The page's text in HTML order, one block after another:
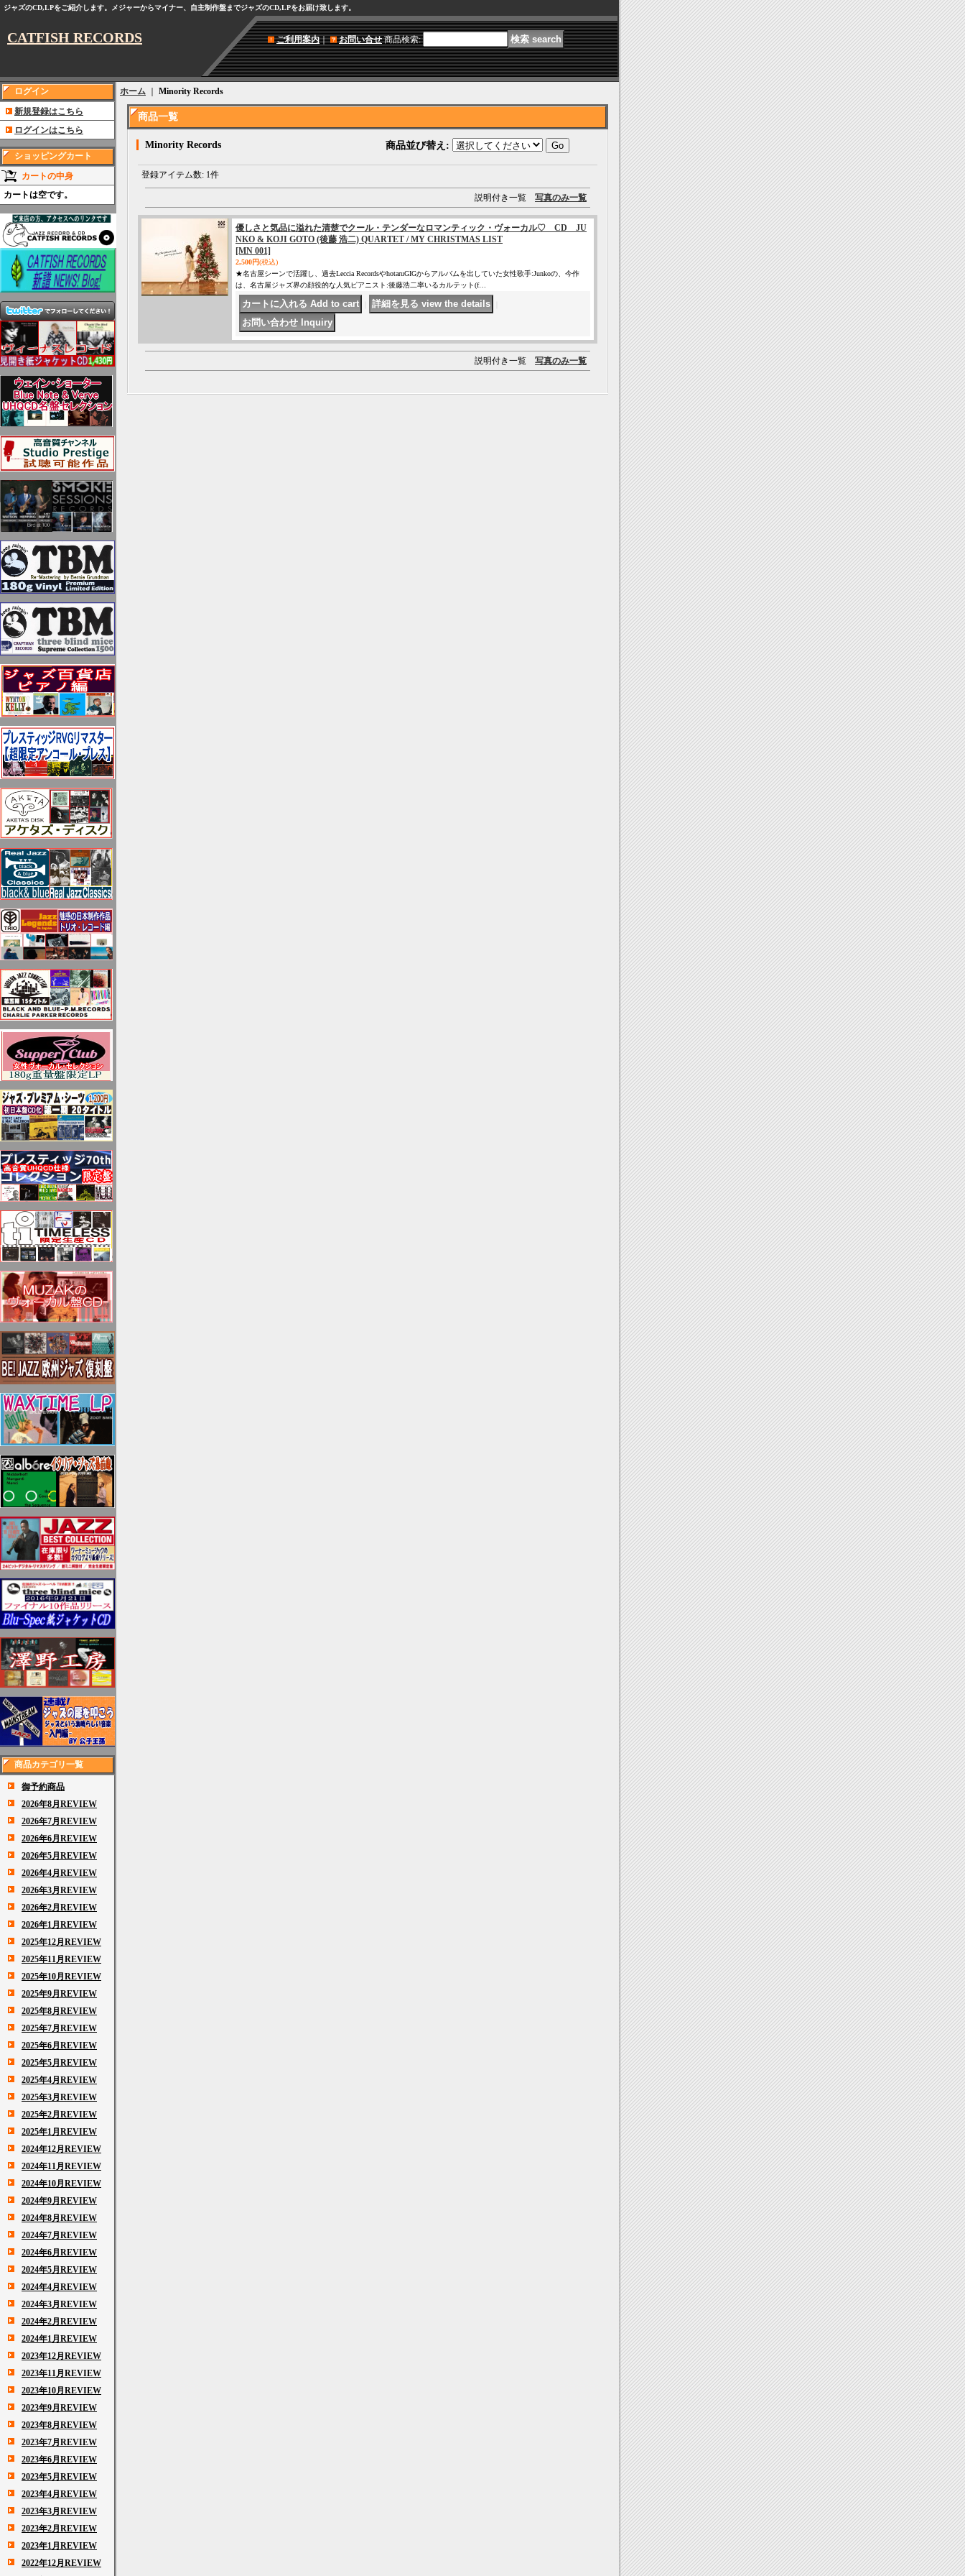
ジャズのCD,LPをご紹介します。メジャーからマイナー、自主制作盤までジャズのCD,LPをお届け致します。
CATFISH RECORDS ご利用案内｜ お問い合せ 商品検索:
ログイン
新規登録はこちら
ログインはこちら
ショッピングカート
カートの中身
カートは空です。
商品カテゴリ一覧
御予約商品
2026年8月REVIEW
2026年7月REVIEW
2026年6月REVIEW
2026年5月REVIEW
2026年4月REVIEW
2026年3月REVIEW
2026年2月REVIEW
2026年1月REVIEW
2025年12月REVIEW
2025年11月REVIEW
2025年10月REVIEW
2025年9月REVIEW
2025年8月REVIEW
2025年7月REVIEW
2025年6月REVIEW
2025年5月REVIEW
2025年4月REVIEW
2025年3月REVIEW
2025年2月REVIEW
2025年1月REVIEW
2024年12月REVIEW
2024年11月REVIEW
2024年10月REVIEW
2024年9月REVIEW
2024年8月REVIEW
2024年7月REVIEW
2024年6月REVIEW
2024年5月REVIEW
2024年4月REVIEW
2024年3月REVIEW
2024年2月REVIEW
2024年1月REVIEW
2023年12月REVIEW
2023年11月REVIEW
2023年10月REVIEW
2023年9月REVIEW
2023年8月REVIEW
2023年7月REVIEW
2023年6月REVIEW
2023年5月REVIEW
2023年4月REVIEW
2023年3月REVIEW
2023年2月REVIEW
2023年1月REVIEW
2022年12月REVIEW
ホーム Minority Records
商品一覧
Minority Records 商品並び替え :
登録アイテム数: 1件
説明付き一覧 写真のみ一覧
優しさと気品に溢れた清楚でクール・テンダーなロマンティック・ヴォーカル♡ CD JU
NKO & KOJI GOTO (後藤 浩二) QUARTET / MY CHRISTMAS LIST
[MN 001]
2,500円(税込)
★名古屋シーンで活躍し、過去Leccia RecordsやhotaruGIGからアルバムを出していた女性歌手:Junkoの、今作
は、名古屋ジャズ界の顔役的な人気ピアニスト:後藤浩二率いるカルテット(f…
説明付き一覧 写真のみ一覧